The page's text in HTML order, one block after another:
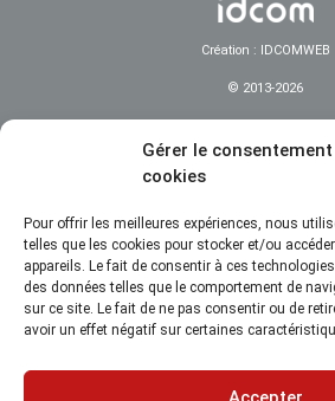
Gérer le
cookies
Pour offrir les meilleures expériences, nous
telles que les cookies pour stocker et/ou
appareils. Le fait de consentir à ces
des données telles que le comportement de
sur ce site. Le fait de ne pas consentir ou de
avoir un effet négatif sur certaines
Création : IDCOMWEB
© 2013-2026